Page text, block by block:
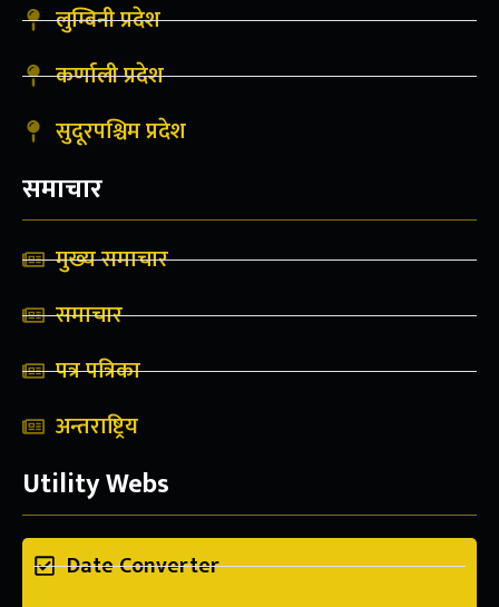
लुम्बिनी प्रदेश
कर्णाली प्रदेश
सुदूरपश्चिम प्रदेश
समाचार
मुख्य समाचार
समाचार
पत्र पत्रिका
अन्तराष्ट्रिय
Utility Webs
Date Converter